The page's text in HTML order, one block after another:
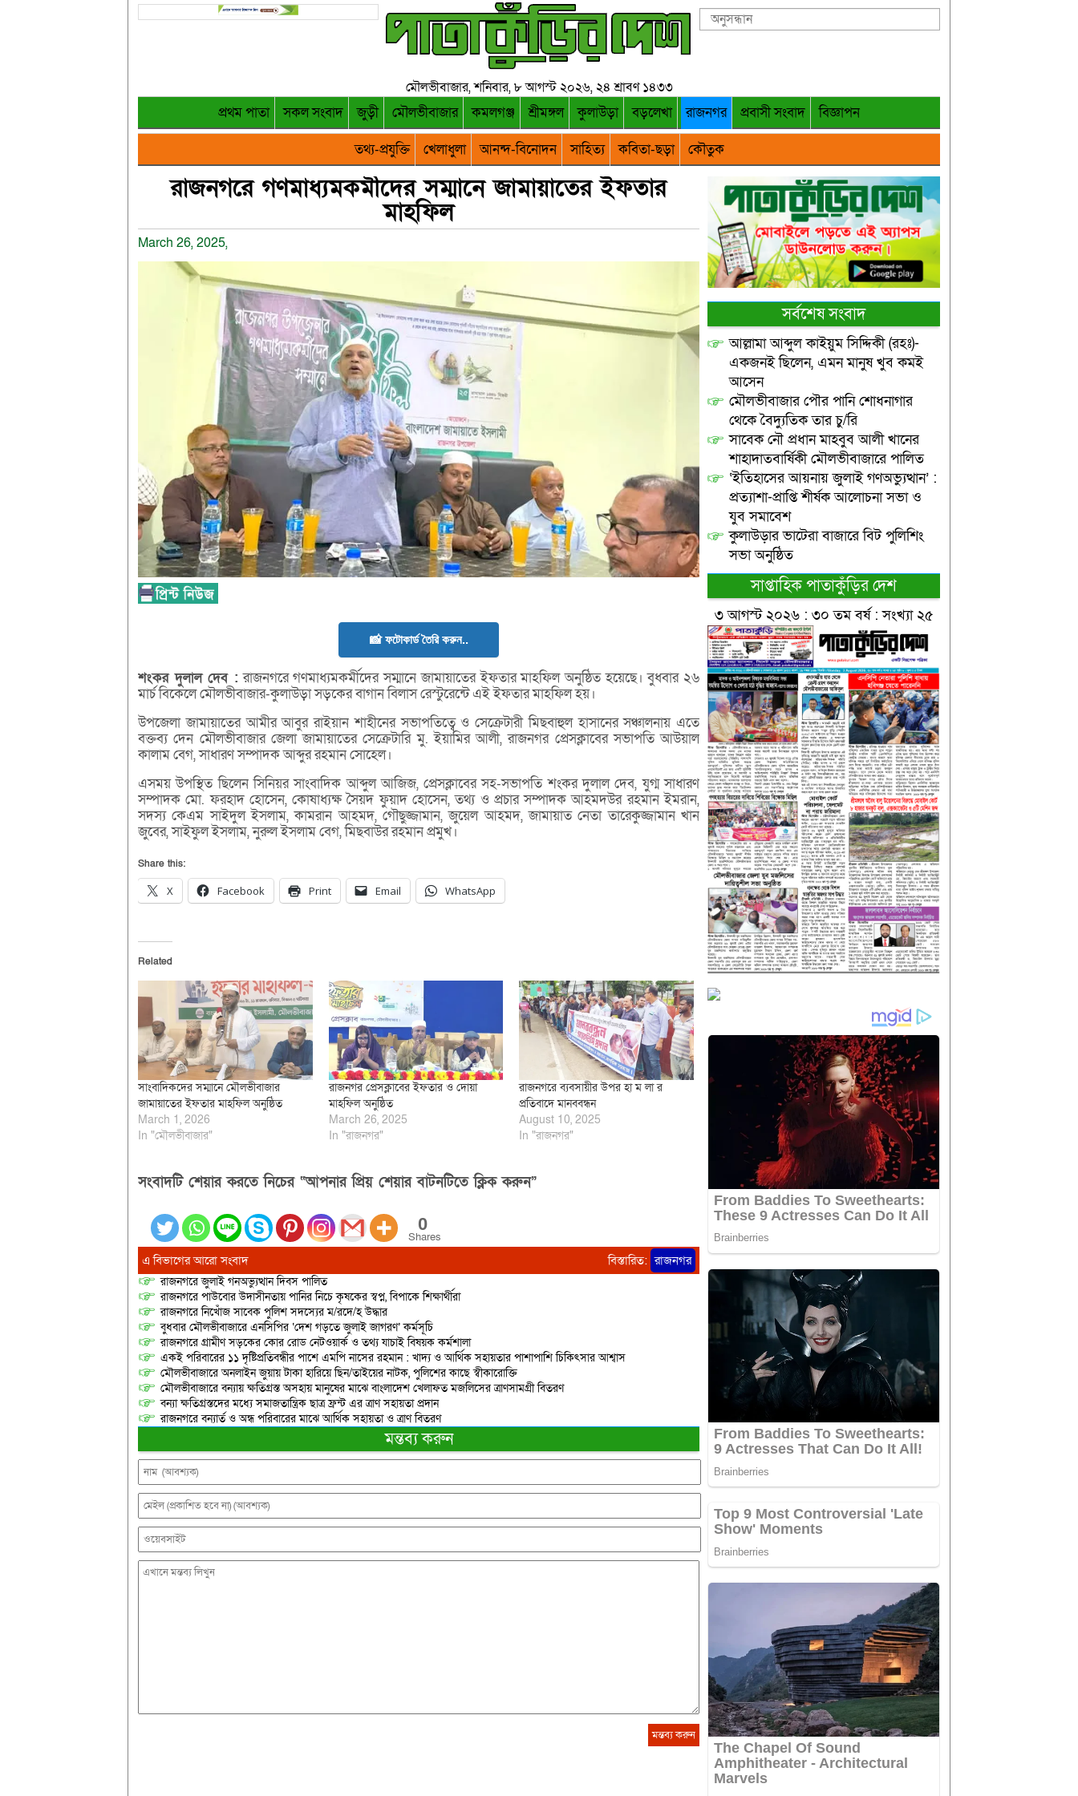
মৌলভীবাজার, শনিবার, ৮ আগস্ট ২০২৬, ২৪ শ্রাবণ ১৪৩৩
প্রথম পাতা সকল সংবাদ জুড়ী মৌলভীবাজার কমলগঞ্জ শ্রীমঙ্গল কুলাউড়া বড়লেখা রাজনগর প্রবাসী সংবাদ
বিজ্ঞাপন
তথ্য-প্রযুক্তি
খেলাধুলা আনন্দ-বিনোদন সাহিত্য কবিতা-ছড়া কৌতুক
রাজনগরে গণমাধ্যমকর্মীদের সম্মানে জামায়াতের ইফতার
মাহফিল
March 26, 2025,
📸 ফটোকার্ড তৈরি করুন..
শংকরদুলালদেব : রাজনগরে গণমাধ্যমকর্মীদের সম্মানে জামায়াতের ইফতার মাহফিল অনুষ্ঠিত হয়েছে। বুধবার ২৬
মার্চ বিকেলে মৌলভীবাজার-কুলাউড়া সড়কের বাগান বিলাস রেস্টুরেন্টে এই ইফতার মাহফিল হয়।
উপজেলা জামায়াতের আমীর আবুর রাইয়ান শাহীনের সভাপতিত্বে ও সেক্রেটারী মিছবাহুল হাসানের সঞ্চালনায় এতে
বক্তব্য দেন মৌলভীবাজার জেলা জামায়াতের সেক্রেটারি মু. ইয়ামির আলী, রাজনগর প্রেসক্লাবের সভাপতি আউয়াল
কালাম বেগ, সাধারণ সম্পাদক আব্দুর রহমান সোহেল।
এসময় উপস্থিত ছিলেন সিনিয়র সাংবাদিক আব্দুল আজিজ, প্রেসক্লাবের সহ-সভাপতি শংকর দুলাল দেব, যুগ্ম সাধারণ
সম্পাদক মো. ফরহাদ হোসেন, কোষাধ্যক্ষ সৈয়দ ফুয়াদ হোসেন, তথ্য ও প্রচার সম্পাদক আহমদউর রহমান ইমরান,
সদস্য কেএম সাইদুল ইসলাম, কামরান আহমদ, গৌছুজ্জামান, জুয়েল আহমদ, জামায়াত নেতা তারেকুজ্জামান খান
জুবের, সাইফুল ইসলাম, নুরুল ইসলাম বেগ, মিছবাউর রহমান প্রমুখ।
Share this:
X Facebook Print Email WhatsApp
Related
সাংবাদিকদের সম্মানে মৌলভীবাজার
জামায়াতের ইফতার মাহফিল অনুষ্ঠিত
March 1, 2026
In "মৌলভীবাজার"
রাজনগর প্রেসক্লাবের ইফতার ও দোয়া
মাহফিল অনুষ্ঠিত
March 26, 2025
In "রাজনগর"
রাজনগরে ব্যবসায়ীর উপর হা ম লা র
প্রতিবাদে মানববন্ধন
August 10, 2025
In "রাজনগর"
সংবাদটি শেয়ার করতে নিচের “আপনার প্রিয় শেয়ার বাটনটিতে ক্লিক করুন”
0
Shares
এ বিভাগের আরো সংবাদ বিস্তারিত: রাজনগর
রাজনগরে জুলাই গনঅভ্যুত্থান দিবস পালিত
রাজনগরে পাউবোর উদাসীনতায় পানির নিচে কৃষকের স্বপ্ন, বিপাকে শিক্ষার্থীরা
রাজনগরে নিখোঁজ সাবেক পুলিশ সদস্যের ম/রদে/হ উদ্ধার
বুধবার মৌলভীবাজারে এনসিপির ‘দেশ গড়তে জুলাই জাগরণ’ কর্মসূচি
রাজনগরে গ্রামীণ সড়কের কোর রোড নেটওয়ার্ক ও তথ্য যাচাই বিষয়ক কর্মশালা
একই পরিবারের ১১ দৃষ্টিপ্রতিবন্ধীর পাশে এমপি নাসের রহমান : খাদ্য ও আর্থিক সহায়তার পাশাপাশি চিকিৎসার আশ্বাস
মৌলভীবাজারে অনলাইন জুয়ায় টাকা হারিয়ে ছিন/তাইয়ের নাটক, পুলিশের কাছে স্বীকারোক্তি
মৌলভীবাজারে বন্যায় ক্ষতিগ্রস্ত অসহায় মানুষের মাঝে বাংলাদেশ খেলাফত মজলিসের ত্রাণসামগ্রী বিতরণ
বন্যা ক্ষতিগ্রস্তদের মধ্যে সমাজতান্ত্রিক ছাত্র ফ্রন্ট এর ত্রাণ সহায়তা প্রদান
রাজনগরে বন্যার্ত ও অন্ধ পরিবারের মাঝে আর্থিক সহায়তা ও ত্রাণ বিতরণ
মন্তব্য করুন
সর্বশেষ সংবাদ
আল্লামা আব্দুল কাইয়ুম সিদ্দিকী (রহঃ)-
একজনই ছিলেন, এমন মানুষ খুব কমই
আসেন
মৌলভীবাজার পৌর পানি শোধনাগার
থেকে বৈদ্যুতিক তার চু/রি
সাবেক নৌ প্রধান মাহবুব আলী খানের
শাহাদাতবার্ষিকী মৌলভীবাজারে পালিত
‘ইতিহাসের আয়নায় জুলাই গণঅভ্যুত্থান’ :
প্রত্যাশা-প্রাপ্তি শীর্ষক আলোচনা সভা ও
যুব সমাবেশ
কুলাউড়ার ভাটেরা বাজারে বিট পুলিশিং
সভা অনুষ্ঠিত
সাপ্তাহিক পাতাকুঁড়ির দেশ
৩ আগস্ট ২০২৬ : ৩০ তম বর্ষ : সংখ্যা ২৫